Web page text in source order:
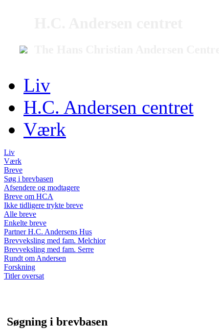
Liv
H.C. Andersen centret
Værk
Liv
Værk
Breve
Søg i brevbasen
Afsendere og modtagere
Breve om HCA
Ikke tidligere trykte breve
Alle breve
Enkelte breve
Partner H.C. Andersens Hus
Brevveksling med fam. Melchior
Brevveksling med fam. Serre
Rundt om Andersen
Forskning
Titler oversat
Søgning i brevbasen